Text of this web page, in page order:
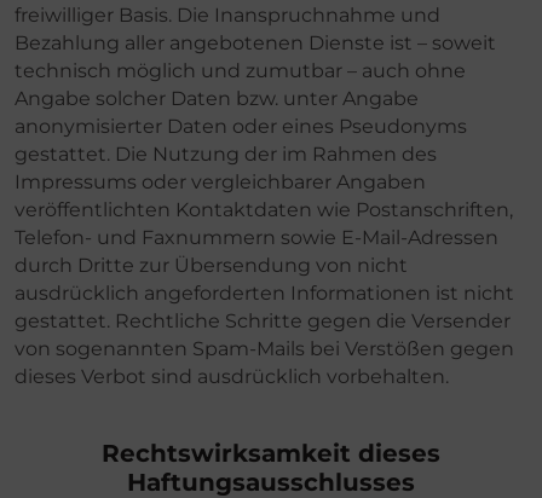
freiwilliger Basis. Die Inanspruchnahme und
Bezahlung aller angebotenen Dienste ist – soweit
technisch möglich und zumutbar – auch ohne
Angabe solcher Daten bzw. unter Angabe
anonymisierter Daten oder eines Pseudonyms
gestattet. Die Nutzung der im Rahmen des
Impressums oder vergleichbarer Angaben
veröffentlichten Kontaktdaten wie Postanschriften,
Telefon- und Faxnummern sowie E-Mail-Adressen
durch Dritte zur Übersendung von nicht
ausdrücklich angeforderten Informationen ist nicht
gestattet. Rechtliche Schritte gegen die Versender
von sogenannten Spam-Mails bei Verstößen gegen
dieses Verbot sind ausdrücklich vorbehalten.
Rechtswirksamkeit dieses
Haftungsausschlusses